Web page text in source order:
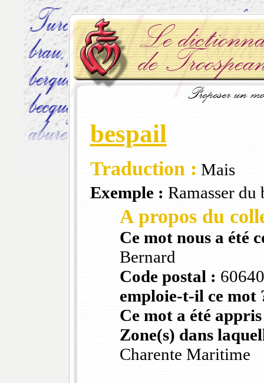
bespail
Traduction : Mais
Exemple : Ramasser du
A propos du
Ce mot nous a été
Bernard
Code postal :
emploie-t-il ce mot
Ce mot a été
Zone(s) dans
Charente Maritime